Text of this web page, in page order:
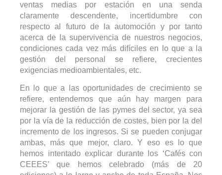
ventas medias por estación en una senda
claramente descendente, incertidumbre con
respecto al futuro de la automoción y por tanto
acerca de la supervivencia de nuestros negocios,
condiciones cada vez más difíciles en lo que a la
gestión del personal se refiere, crecientes
exigencias medioambientales, etc.
En lo que a las oportunidades de crecimiento se
refiere, entendemos que aún hay margen para
mejorar la gestión de las pymes del sector, ya sea
por la vía de la reducción de costes, bien por la del
incremento de los ingresos. Si se pueden conjugar
ambas, más que mejor, claro. Y eso es lo que
hemos intentado explicar durante los ‘Cafés con
CEEES’ que hemos celebrado (más de 20